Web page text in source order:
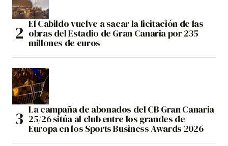
El Cabildo vuelve a sacar la licitación de las
obras del Estadio de Gran Canaria por 235
millones de euros
La campaña de abonados del CB Gran Canaria
25/26 sitúa al club entre los grandes de
Europa en los Sports Business Awards 2026